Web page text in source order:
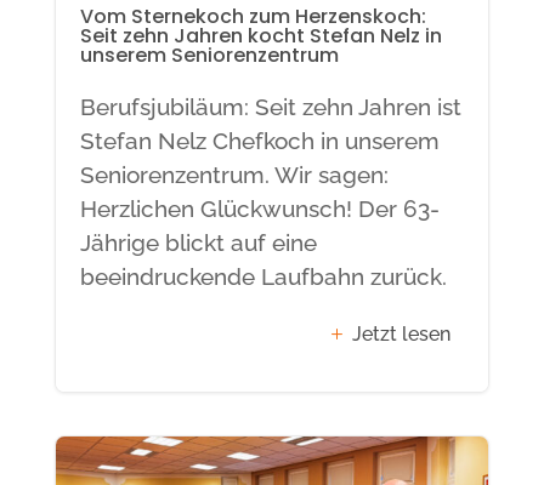
Vom Sternekoch zum Herzenskoch:
Seit zehn Jahren kocht Stefan Nelz in
unserem Seniorenzentrum
Berufsjubiläum: Seit zehn Jahren ist
Stefan Nelz Chefkoch in unserem
Seniorenzentrum. Wir sagen:
Herzlichen Glückwunsch! Der 63-
Jährige blickt auf eine
beeindruckende Laufbahn zurück.
Jetzt lesen